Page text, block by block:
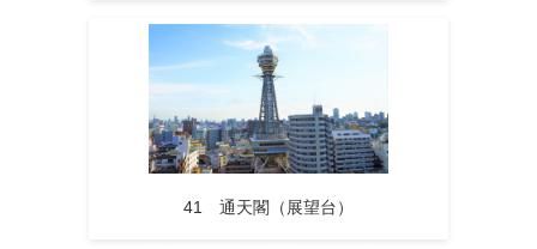
41 通天閣（展望台）